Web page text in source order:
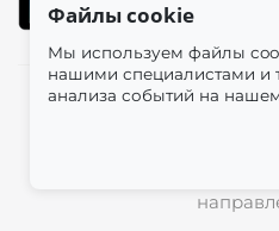
магазин женской
Доставка по всей
Файлы cookie
Мы используем файлы
нашими специалистами и
анализа событий на